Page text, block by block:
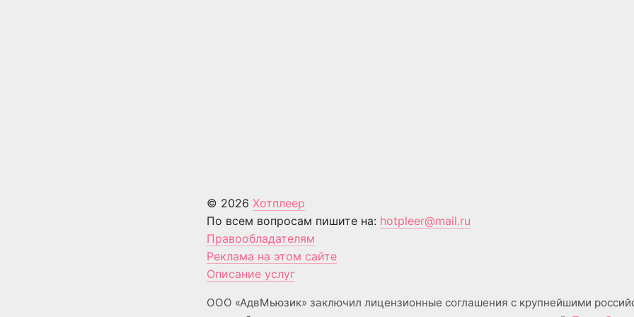
© 2026 Хотплеер
По всем вопросам пишите на: hotpleer@mail.ru
Правообладателям
Реклама на этом сайте
Описание услуг
ООО «АдвМьюзик» заключил лицензионные соглашения с крупнейшими